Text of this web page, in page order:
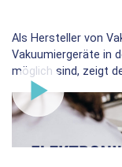
Als Hersteller von
Vakuumiergeräte in
möglich sind, zeigt